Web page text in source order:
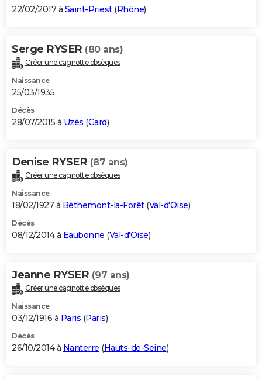
22/02/2017 à Saint-Priest(Rhône)
Serge RYSER (80 ans)
Créer une cagnotte obsèques
Naissance
25/03/1935
Décès
28/07/2015 à Uzès (Gard)
Denise RYSER (87 ans)
Créer une cagnotte obsèques
Naissance
18/02/1927 à Béthemont-la-Forêt(Val-d'Oise)
Décès
08/12/2014 à Eaubonne (Val-d'Oise)
Jeanne RYSER (97 ans)
Créer une cagnotte obsèques
Naissance
03/12/1916 à Paris (Paris)
Décès
26/10/2014 à Nanterre (Hauts-de-Seine)